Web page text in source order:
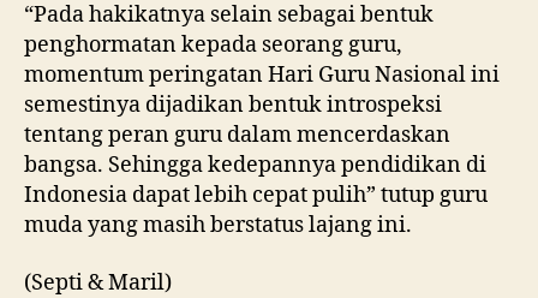
“Pada hakikatnya selain sebagai bentuk
penghormatan kepada seorang guru,
momentum peringatan Hari Guru Nasional ini
semestinya dijadikan bentuk introspeksi
tentang peran guru dalam mencerdaskan
bangsa. Sehingga kedepannya pendidikan di
Indonesia dapat lebih cepat pulih” tutup guru
muda yang masih berstatus lajang ini.
(Septi & Maril)